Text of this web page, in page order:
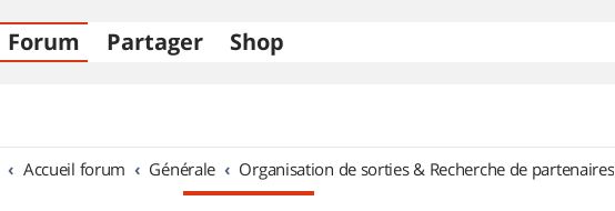
Forum Partager Shop
Accueil forum
Générale Organisation de sorties & Recherche de partenaires